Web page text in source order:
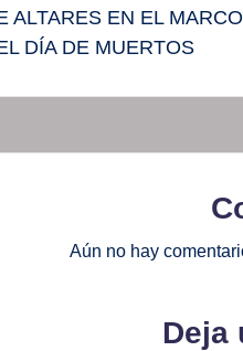
ALTARES EN EL MARCO
DÍA DE MUERTOS
Aún no hay
Deja